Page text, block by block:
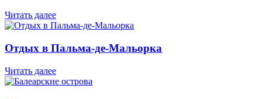
Читать далее
Отдых в Пальма-де-Мальорка
Читать далее